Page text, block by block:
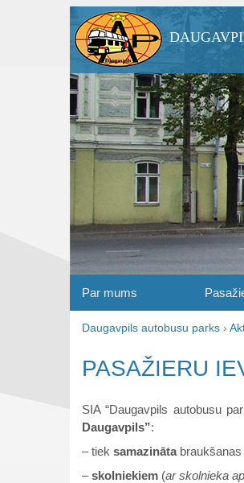
Par mums
Daugavpils autobusu parks ›
PASAŽIERU
SIA “Daugavpils autobusu
Daugavpils”:
– tiek samazināta
–skolniekiem (ar skolnieka